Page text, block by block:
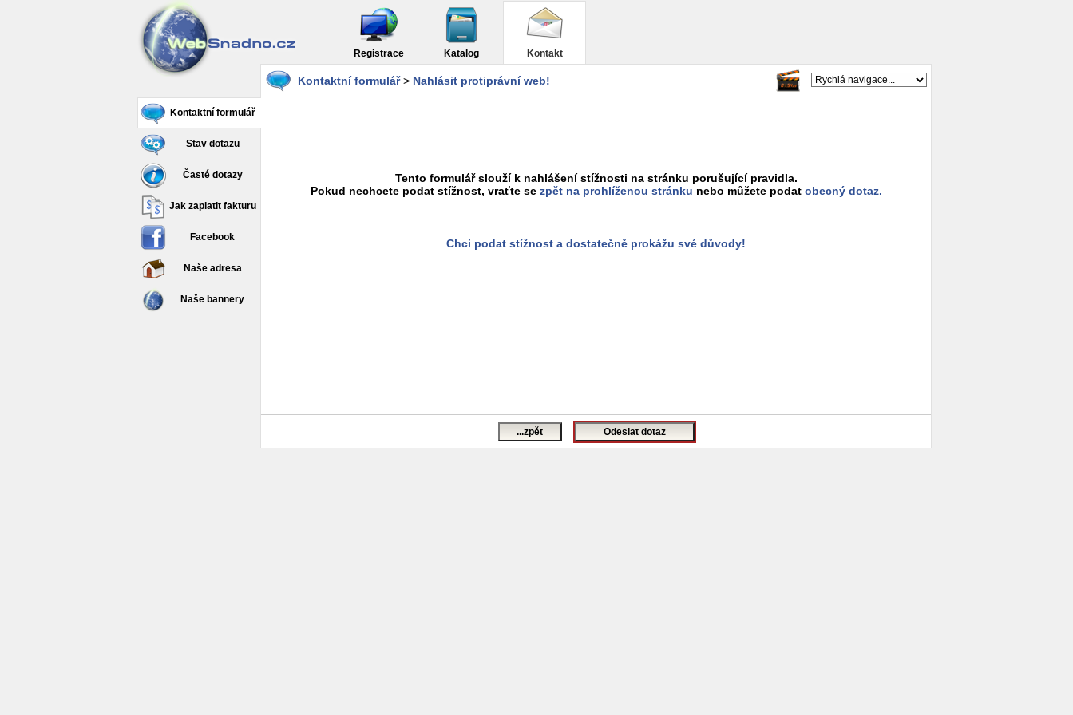
Registrace Katalog Kontakt
Kontaktní formulář
Stav dotazu
Časté dotazy
Jak zaplatit fakturu
Facebook
Naše adresa
Naše bannery
Kontaktní formulář> Nahlásit protiprávní web!
Tento formulář slouží k nahlášení stížnosti na stránku porušující pravidla.
Pokud nechcete podat stížnost, vraťte se zpět na prohlíženou stránku nebo můžete podat obecný dotaz.
Chci podat stížnost a dostatečně prokážu své důvody!